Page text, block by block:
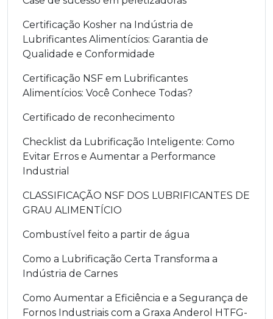
Certificação Kosher na Indústria de
Lubrificantes Alimentícios: Garantia de
Qualidade e Conformidade
Certificação NSF em Lubrificantes
Alimentícios: Você Conhece Todas?
Certificado de reconhecimento
Checklist da Lubrificação Inteligente: Como
Evitar Erros e Aumentar a Performance
Industrial
CLASSIFICAÇÃO NSF DOS LUBRIFICANTES DE
GRAU ALIMENTÍCIO
Combustível feito a partir de água
Como a Lubrificação Certa Transforma a
Indústria de Carnes
Como Aumentar a Eficiência e a Segurança de
Fornos Industriais com a Graxa Anderol HTFG-